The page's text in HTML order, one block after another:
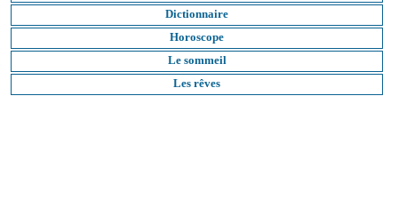
Dictionnaire
Horoscope
Le sommeil
Les rêves